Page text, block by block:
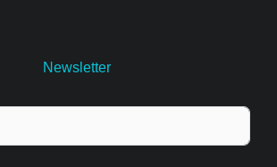
Newsletter